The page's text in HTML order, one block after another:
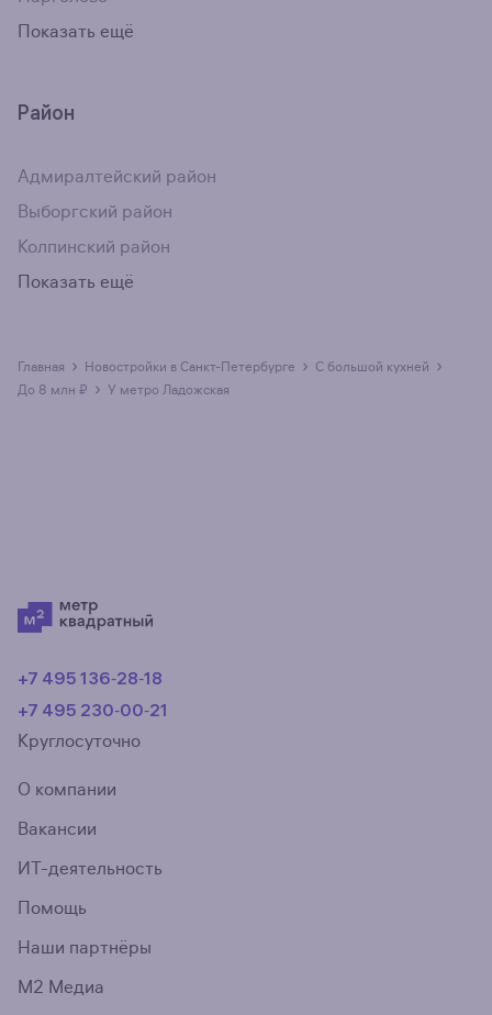
Показать ещё
Район
Адмиралтейский район
Выборгский район
Колпинский район
Показать ещё
Главная › Новостройки в Санкт-Петербурге › с большой кухней ›
до 8 млн ₽ › у метро Ладожская
+7 495 136‑28‑18
+7 495 230‑00‑21
Круглосуточно
О компании
Вакансии
ИТ-деятельность
Помощь
Наши партнёры
М2 Медиа